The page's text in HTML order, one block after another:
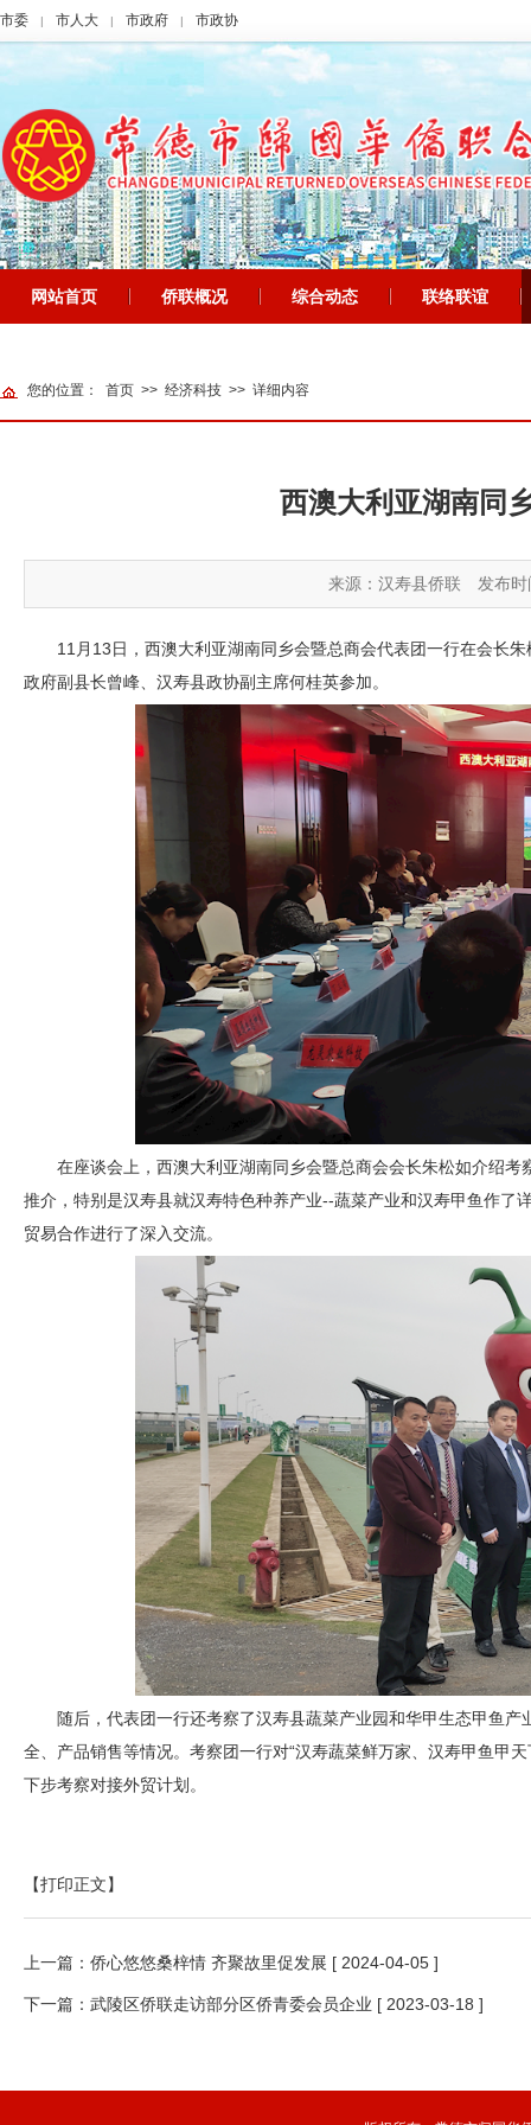
市委 | 市人大 | 市政府 | 市政协
网站首页 | 侨联概况 | 综合动态 | 联络联谊 |
您的位置： 首页 >> 经济科技 >> 详细内容
西澳大利亚湖南同
来源：汉寿县侨联 发布
11月13日，西澳大利亚湖南同乡会暨总商会代表团一行在会长
政府副县长曾峰、汉寿县政协副主席何桂英参加。
在座谈会上，西澳大利亚湖南同乡会暨总商会会长朱松如介绍
推介，特别是汉寿县就汉寿特色种养产业--蔬菜产业和汉寿甲鱼作
贸易合作进行了深入交流。
随后，代表团一行还考察了汉寿县蔬菜产业园和华甲生态甲鱼
全、产品销售等情况。考察团一行对“汉寿蔬菜鲜万家、汉寿甲鱼甲
下步考察对接外贸计划。
【打印正文】
上一篇： 侨心悠悠桑梓情 齐聚故里促发展 [ 2024-04-05 ]
下一篇： 武陵区侨联走访部分区侨青委会员企业 [ 2023-03-18 ]